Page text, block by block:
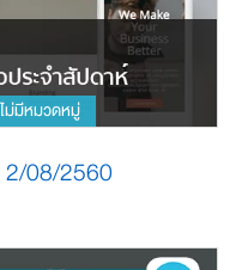
ไม่มีหมวดหมู่
2/08/2560